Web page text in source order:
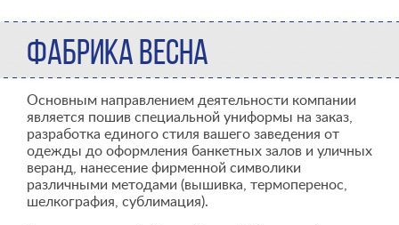
ФАБРИКА ВЕСНА
Основным направлением деятельности компании
является пошив специальной униформы на заказ,
разработка единого стиля вашего заведения от
одежды до оформления банкетных залов и уличных
веранд, нанесение фирменной символики
различными методами (вышивка, термоперенос,
шелкография, сублимация).